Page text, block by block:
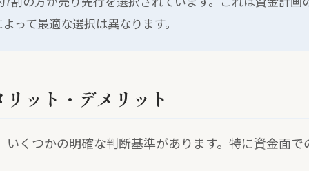
って最適な選択は異なります。
ット・デメリット
くつかの明確な判断基準があります。特に資金面